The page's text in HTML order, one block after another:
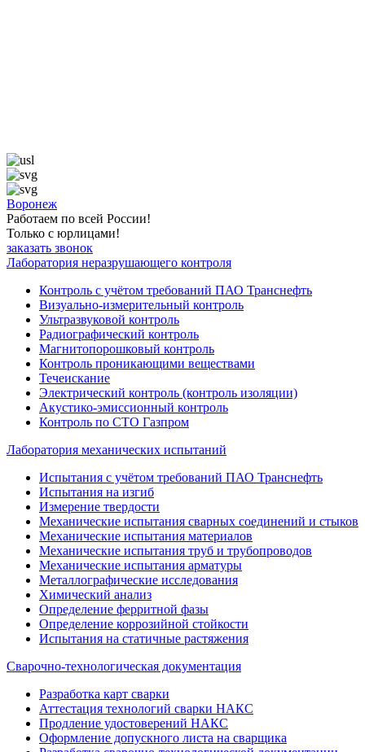
Воронеж
Работаем по всей России!
Только с юрлицами!
заказать звонок
Лаборатория неразрушающего контроля
Контроль с учётом требований ПАО Транснефть
Визуально-измерительный контроль
Ультразвуковой контроль
Радиографический контроль
Магнитопорошковый контроль
Контроль проникающими веществами
Течеискание
Электрический контроль (контроль изоляции)
Акустико-эмиссионный контроль
Контроль по СТО Газпром
Лаборатория механических испытаний
Испытания с учётом требований ПАО Транснефть
Испытания на изгиб
Измерение твердости
Механические испытания сварных соединений и стыков
Механические испытания материалов
Механические испытания труб и трубопроводов
Механические испытания арматуры
Металлографические исследования
Химический анализ
Определение ферритной фазы
Определение коррозийной стойкости
Испытания на статичные растяжения
Сварочно-технологическая документация
Разработка карт сварки
Аттестация технологий сварки НАКС
Продление удостоверений НАКС
Оформление допускного листа на сварщика